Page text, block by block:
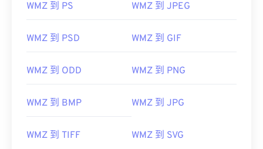
WMZ 到 PS WMZ 到 JPEG
WMZ 到 PSD WMZ 到 GIF
WMZ 到 ODD WMZ 到 PNG
WMZ 到 BMP WMZ 到 JPG
WMZ 到 TIFF WMZ 到 SVG